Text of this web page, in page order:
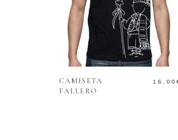
SELECT OPTIONS
CAMISETA
FALLERO
16,00